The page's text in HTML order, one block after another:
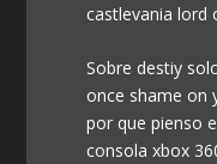
castlevania lord
Sobre destiy
once shame on
por que pienso
consola xbox